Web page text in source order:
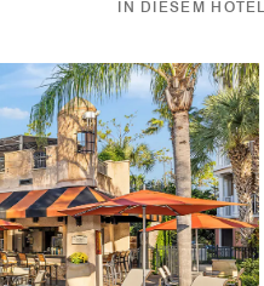
IN DIESEM HOTEL